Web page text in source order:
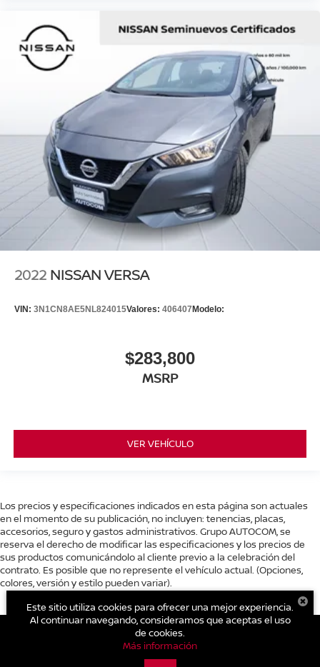
2022 NISSAN VERSA
VIN: 3N1CN8AE5NL824015Valores: 406407 Modelo:
$283,800
MSRP
VER VEHÍCULO
Los precios y especificaciones indicados en esta página son actuales
en el momento de su publicación, no incluyen: tenencias, placas,
accesorios, seguro y gastos administrativos. Grupo AUTOCOM, se
reserva el derecho de modificar las especificaciones y los precios de
sus productos comunicándolo al cliente previo a la celebración del
contrato. Es posible que no represente el vehículo actual. (Opciones,
colores, versión y estilo pueden variar).
Este sitio utiliza cookies para ofrecer una mejor experiencia.
Al continuar navegando, consideramos que aceptas el uso
de cookies.
Más información